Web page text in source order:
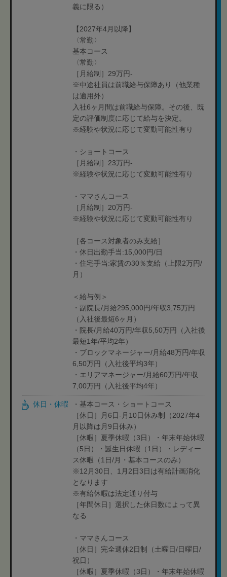
義に限る）
【2027年4月以降】
〈常勤〉
基本コース
〈常勤〉
［月給制］29万円-
※中途社員は前職給与保障あり（他業種
は適用外）
入社6ヶ月間は前職給与保障。その後、既
定の評価制度に応じて給与を決定。
※経験や状況に応じて変動可能性有り
・ショートコース
［月給制］23万円-
※経験や状況に応じて変動可能性有り
・ママさんコース
［月給制］20万円-
※経験や状況に応じて変動可能性有り
［各コース対象者のみ支給］
・休日出勤手当:15,000円/日
・住宅手当:家賃の30％支給（上限2万円/
月）
＜給与例＞
・副院長/月給295,000円/年収3,75万円
（入社後最短6ヶ月）
・院長/月給40万円/年収5,50万円（入社後
最短1年/平均2年）
・ブロックマネージャー/月給48万円/年収
6,50万円（入社後平均3年）
・エリアマネージャー/月給60万円/年収
7,00万円（入社後平均4年）
休日・休暇
・基本コース・ショートコース
［休日］月6日-月10日休み制（2027年4
月以降は月9日休み）
［休暇］夏季休暇（3日）・年末年始休暇
（5日）・誕生日休暇（1日）・レディー
ス休暇（1日/月・基本コースのみ）
※12月30日、1月2日3日は有給計画消化
となります
※有給休暇は法定通り付与
［年間休日］選択した休日数によって異
なる
・ママさんコース
［休日］完全週休2日制（土曜日/日曜日/
祝日）
［休暇］夏季休暇（3日）・年末年始休暇